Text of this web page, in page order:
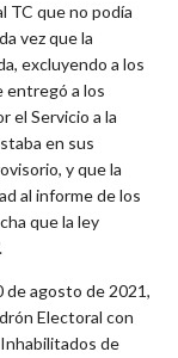
TC que no podía
vez que la
excluyendo a los
entregó a los
el Servicio a la
en sus
y que la
al informe de los
que la ley
de agosto de 2021,
Electoral con
de